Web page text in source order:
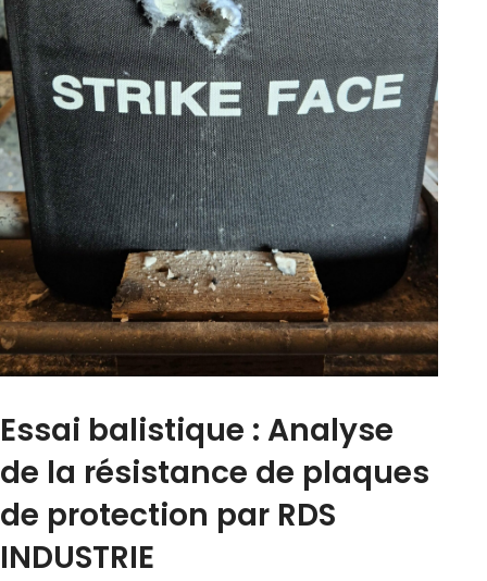
Essai balistique : Analyse
de la résistance de plaques
de protection par RDS
INDUSTRIE